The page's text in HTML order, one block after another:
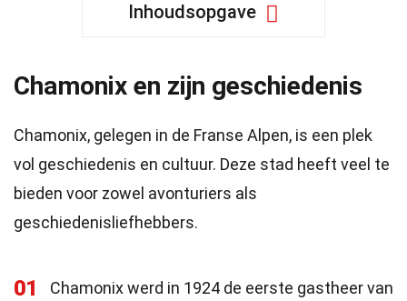
Inhoudsopgave
Chamonix en zijn geschiedenis
Chamonix, gelegen in de Franse Alpen, is een plek
vol geschiedenis en cultuur. Deze stad heeft veel te
bieden voor zowel avonturiers als
geschiedenisliefhebbers.
01
Chamonix werd in 1924 de eerste gastheer van